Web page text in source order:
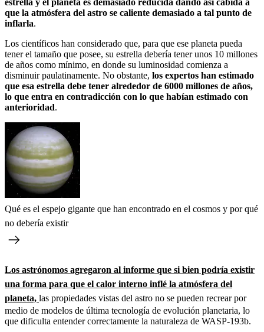
que la atmósfera del astro se caliente demasiado a tal punto de
inflarla.
Los científicos han considerado que, para que ese planeta pueda
tener el tamaño que posee, su estrella debería tener unos 10 millones
de años como mínimo, en donde su luminosidad comienza a
disminuir paulatinamente. No obstante, los expertos han estimado
que esa estrella debe tener alrededor de 6000 millones de años,
lo que entra en contradicción con lo que habían estimado con
anterioridad.
Qué es el espejo gigante que han encontrado en el cosmos y por qué
no debería existir
Los astrónomos agregaron al informe que si bien podría existir
una forma para que el calor interno inflé la atmósfera del
planeta, las propiedades vistas del astro no se pueden recrear por
medio de modelos de última tecnología de evolución planetaria, lo
que dificulta entender correctamente la naturaleza de WASP-193b.